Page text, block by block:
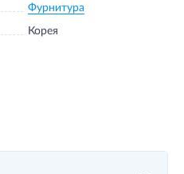
Фурнитура
Корея